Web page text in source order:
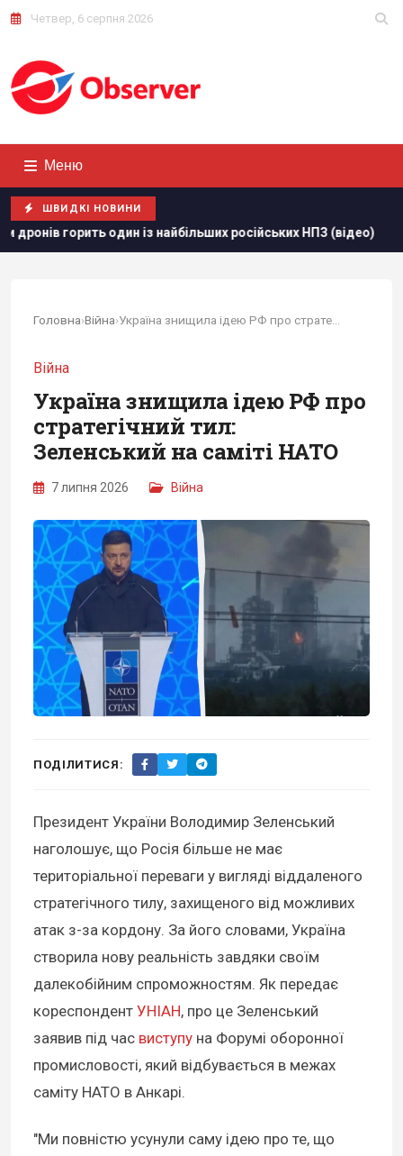
Четвер, 6 серпня 2026
Меню
ШВИДКІ НОВИНИ
найбільших російських НПЗ (відео) Зеленський
Головна›Війна›
Війна
Україна знищила ідею РФ про
стратегічний тил:
Зеленський на саміті НАТО
7 липня 2026 Війна
ПОДІЛИТИСЯ:
Президент України Володимир Зеленський
наголошує, що Росія більше не має
територіальної переваги у вигляді віддаленого
стратегічного тилу, захищеного від можливих
атак з-за кордону. За його словами, Україна
створила нову реальність завдяки своїм
далекобійним спроможностям. Як передає
кореспондент УНІАН, про це Зеленський
заявив під час виступу на Форумі оборонної
промисловості, який відбувається в межах
саміту НАТО в Анкарі.
"Ми повністю усунули саму ідею про те, що